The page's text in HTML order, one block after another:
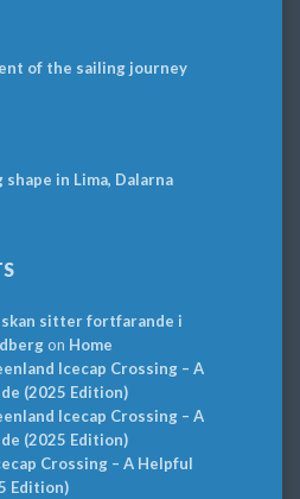
of the sailing journey
shape in Lima, Dalarna
sitter fortfarande i
on Home
Icecap Crossing – A
(2025 Edition)
Icecap Crossing – A
(2025 Edition)
Crossing – A Helpful
Edition)